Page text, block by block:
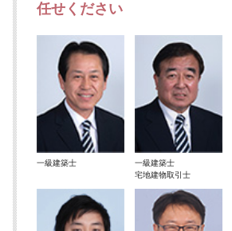
任せください
一級建築士
一級建築士
宅地建物取引士